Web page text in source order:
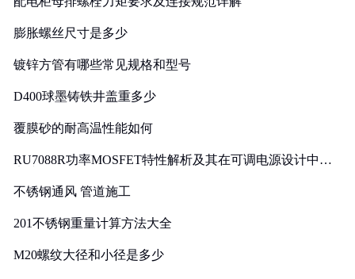
膨胀螺丝尺寸是多少
镀锌方管有哪些常见规格和型号
D400球墨铸铁井盖重多少
覆膜砂的耐高温性能如何
RU7088R功率MOSFET特性解析及其在可调电源设计中的
不锈钢通风 管道施工
201不锈钢重量计算方法大全
M20螺纹大径和小径是多少